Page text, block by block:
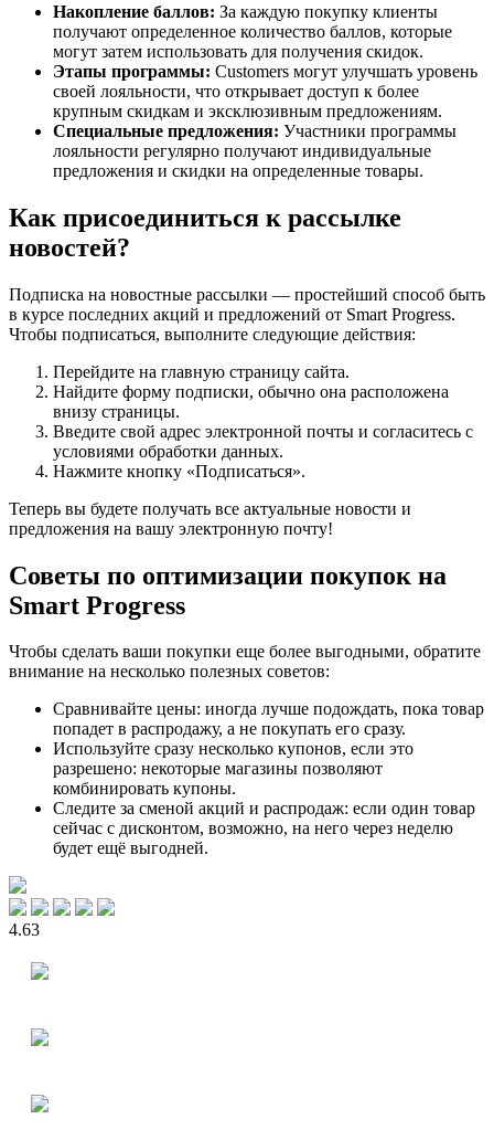
Накопление баллов: За каждую покупку клиенты
получают определенное количество баллов, которые
могут затем использовать для получения скидок.
Этапы программы: Customers могут улучшать уровень
своей лояльности, что открывает доступ к более
крупным скидкам и эксклюзивным предложениям.
Специальные предложения: Участники программы
лояльности регулярно получают индивидуальные
предложения и скидки на определенные товары.
Как присоединиться к рассылке
новостей?
Подписка на новостные рассылки — простейший способ быть
в курсе последних акций и предложений от Smart Progress.
Чтобы подписаться, выполните следующие действия:
Перейдите на главную страницу сайта.
Найдите форму подписки, обычно она расположена
внизу страницы.
Введите свой адрес электронной почты и согласитесь с
условиями обработки данных.
Нажмите кнопку «Подписаться».
Теперь вы будете получать все актуальные новости и
предложения на вашу электронную почту!
Советы по оптимизации покупок на
Smart Progress
Чтобы сделать ваши покупки еще более выгодными, обратите
внимание на несколько полезных советов:
Сравнивайте цены: иногда лучше подождать, пока товар
попадет в распродажу, а не покупать его сразу.
Используйте сразу несколько купонов, если это
разрешено: некоторые магазины позволяют
комбинировать купоны.
Следите за сменой акций и распродаж: если один товар
сейчас с дисконтом, возможно, на него через неделю
будет ещё выгодней.
4.63